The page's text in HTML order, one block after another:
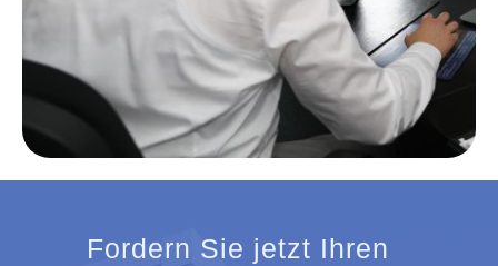
Fordern Sie jetzt Ihren